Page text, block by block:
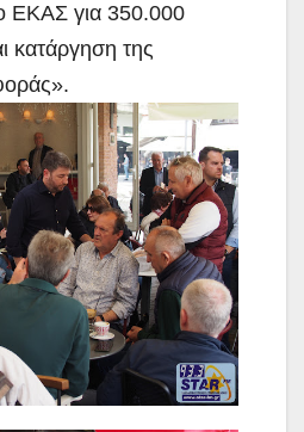
ΕΚΑΣ για 350.000
κατάργηση της